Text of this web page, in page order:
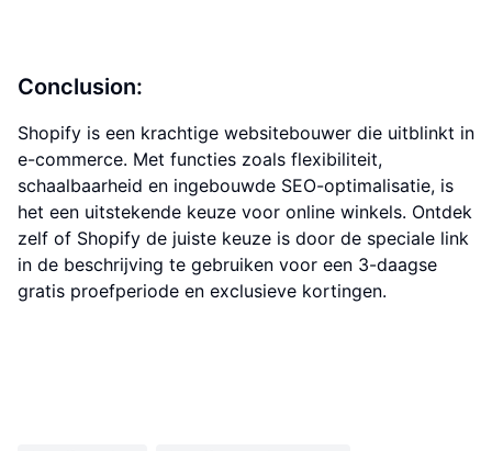
Conclusion:
Shopify is een krachtige websitebouwer die uitblinkt in
e-commerce. Met functies zoals flexibiliteit,
schaalbaarheid en ingebouwde SEO-optimalisatie, is
het een uitstekende keuze voor online winkels. Ontdek
zelf of Shopify de juiste keuze is door de speciale link
in de beschrijving te gebruiken voor een 3-daagse
gratis proefperiode en exclusieve kortingen.